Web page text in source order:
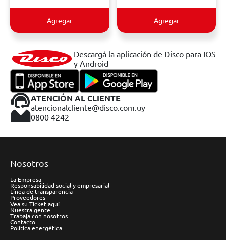
Agregar Agregar
Descargá la aplicación de Disco para IOS
y Android
ATENCIÓN AL CLIENTE
atencionalcliente@disco.com.uy
0800 4242
Nosotros
La Empresa
Responsabilidad social y empresarial
Línea de transparencia
Proveedores
Vea su Ticket aquí
Nuestra gente
Trabaja con nosotros
Contacto
Política energética